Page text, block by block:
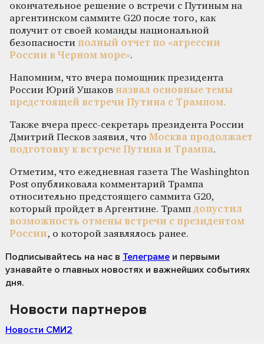
окончательное решение о встречи с Путиным на
аргентинском саммите G20 после того, как
получит от своей команды национальной
безопасности полный отчет по «агрессии
России в Черном море».
Напомним, что вчера помощник президента
России Юрий Ушаков назвал основные темы
предстоящей встречи Путина с Трампом.
Также вчера пресс-секретарь президента России
Дмитрий Песков заявил, что Москва продолжает
подготовку к встрече Путина и Трампа.
Отметим, что ежедневная газета The Washinghton
Post опубликовала комментарий Трампа
относительно предстоящего саммита G20,
который пройдет в Аргентине. Трамп допустил
возможность отмены встречи с президентом
России, о которой заявлялось ранее.
Подписывайтесь на нас в Телеграме и первыми
узнавайте о главных новостях и важнейших событиях
дня.
Новости партнеров
Новости СМИ2